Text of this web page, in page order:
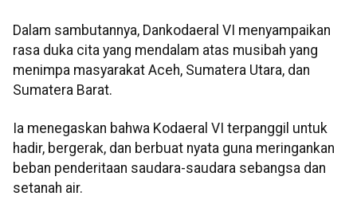
Dalam sambutannya, Dankodaeral VI menyampaikan
rasa duka cita yang mendalam atas musibah yang
menimpa masyarakat Aceh, Sumatera Utara, dan
Sumatera Barat.
Ia menegaskan bahwa Kodaeral VI terpanggil untuk
hadir, bergerak, dan berbuat nyata guna meringankan
beban penderitaan saudara-saudara sebangsa dan
setanah air.